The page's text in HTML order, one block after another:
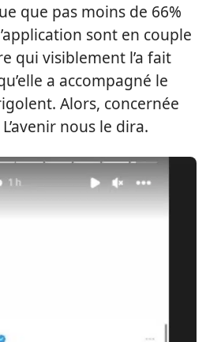
que pas moins de 66%
sont en couple
qui visiblement l’a fait
a accompagné le
Alors, concernée
nous le dira.